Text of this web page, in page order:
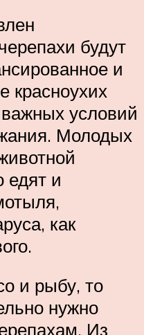
будут
и
красноухих
условий
Молодых
и
как
и рыбу, то
нужно
Из